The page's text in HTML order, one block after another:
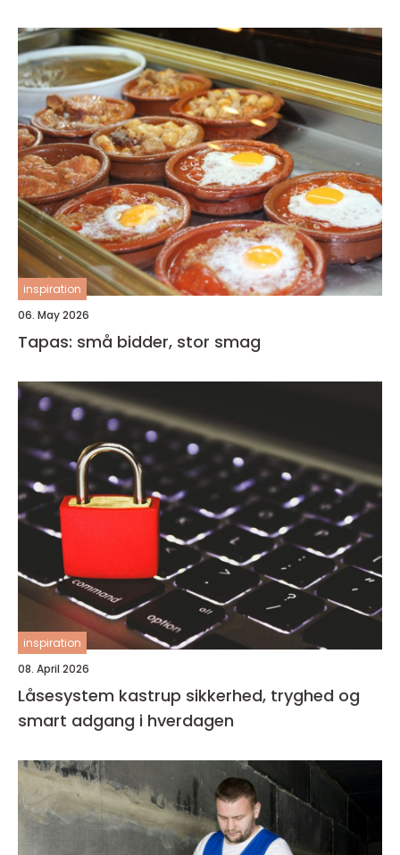
inspiration
06. May 2026
Tapas: små bidder, stor smag
inspiration
08. April 2026
Låsesystem kastrup sikkerhed, tryghed og
smart adgang i hverdagen